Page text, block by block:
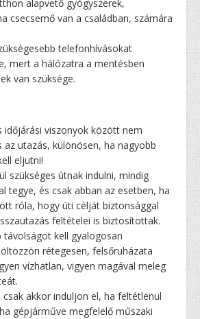
alapvető gyógyszerek,
csecsemő van a családban, számára
telefonhívásokat
mert a hálózatra a mentésben
van szüksége.
időjárási viszonyok között nem
az utazás, különösen, ha nagyobb
eljutni!
szükséges útnak indulni, mindig
tegye, és csak abban az esetben, ha
róla, hogy úti célját biztonsággal
feltételei is biztosítottak.
távolságot kell gyalogosan
rétegesen, felsőruházata
vízhatlan, vigyen magával meleg
csak akkor induljon el, ha feltétlenül
gépjárműve megfelelő műszaki